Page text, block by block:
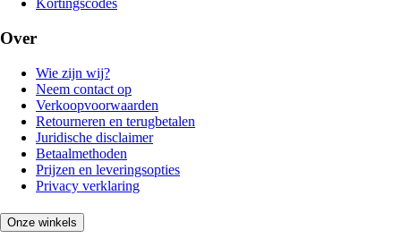
Kortingscodes
Over
Wie zijn wij?
Neem contact op
Verkoopvoorwaarden
Retourneren en terugbetalen
Juridische disclaimer
Betaalmethoden
Prijzen en leveringsopties
Privacy verklaring
Onze winkels